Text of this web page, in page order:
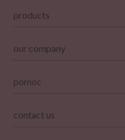
products
our company
pomoc
contact us